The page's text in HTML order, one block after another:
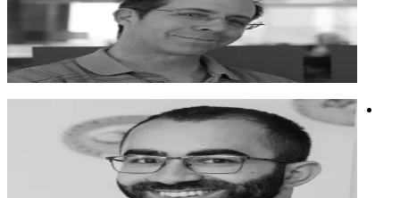
דוקטור למדעי המחשב ומעביר סדנאות לצוותי R&D ופיתוח
דוקטור למדעי המחשב ומעביר סדנאות לצוותי R&D ופיתוח
אוטומציות אנושיות ובינהפיתוח
מיכאל לוינגר
מהנדס בינה מלאכותית ומומחה בפיתוח אלגוריתמים מתקדמים
למניעת הונאות.
מהנדס בינה מלאכותית ומומחה בפיתוח אלגוריתמים מתקדמים